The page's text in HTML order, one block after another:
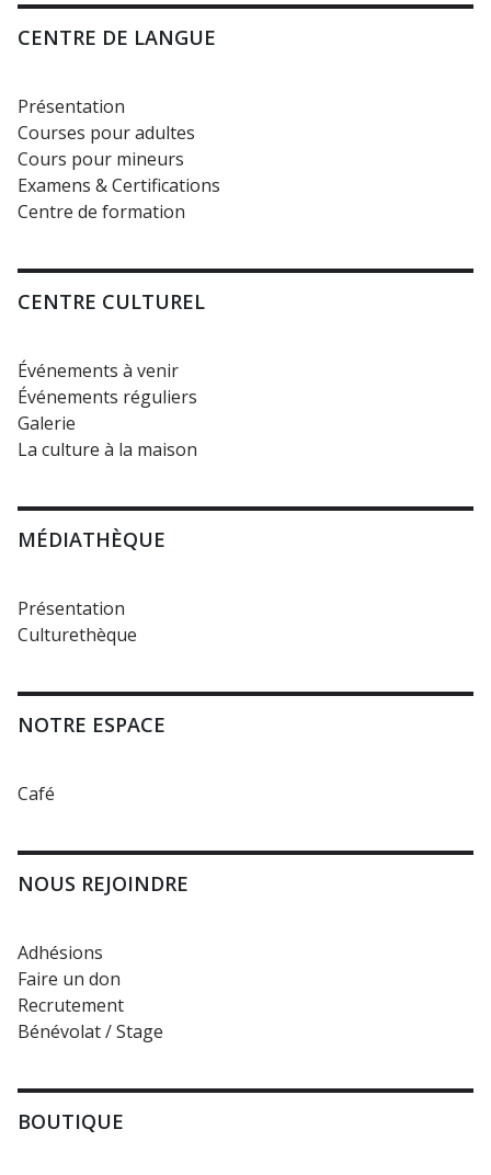
CENTRE DE LANGUE
Présentation
Courses pour adultes
Cours pour mineurs
Examens & Certifications
Centre de formation
CENTRE CULTUREL
Événements à venir
Événements réguliers
Galerie
La culture à la maison
MÉDIATHÈQUE
Présentation
Culturethèque
NOTRE ESPACE
Café
NOUS REJOINDRE
Adhésions
Faire un don
Recrutement
Bénévolat / Stage
BOUTIQUE